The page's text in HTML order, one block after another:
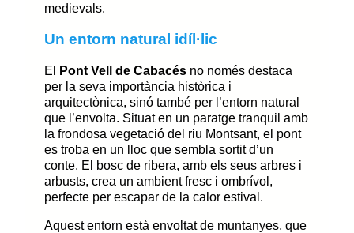
medievals.
Un entorn natural idíl·lic
El Pont Vell de Cabacés no només destaca
per la seva importància històrica i
arquitectònica, sinó també per l’entorn natural
que l’envolta. Situat en un paratge tranquil amb
la frondosa vegetació del riu Montsant, el pont
es troba en un lloc que sembla sortit d’un
conte. El bosc de ribera, amb els seus arbres i
arbusts, crea un ambient fresc i ombrívol,
perfecte per escapar de la calor estival.
Aquest entorn està envoltat de muntanyes, que